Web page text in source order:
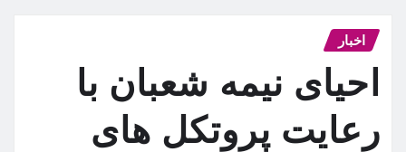
اخبار
احیای نیمه شعبان با
رعایت پروتکل های